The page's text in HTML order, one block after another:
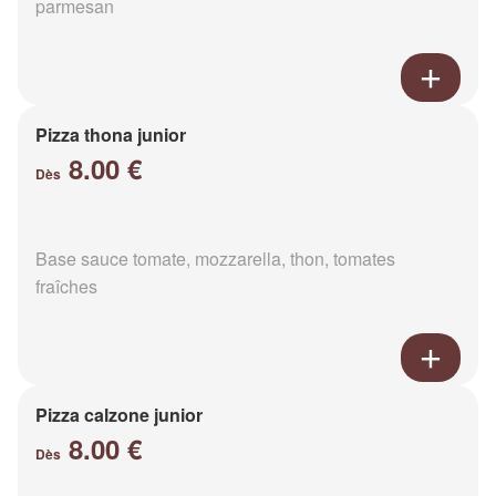
parmesan
Pizza thona junior
Dès 8.00 €
Base sauce tomate, mozzarella, thon, tomates
fraîches
Pizza calzone junior
Dès 8.00 €